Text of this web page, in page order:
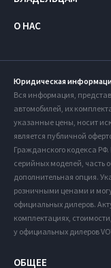
О НАС
Юридическая
Вся информация,
автомобилей, их
указанные цены, носит
является публичной
Гражданского кодекса
серийных моделей, часть
дополнительная опция.
розничными ценами и
официальных дилеров.
комплектациях,
у официальных дилеров
ОБЩЕЕ